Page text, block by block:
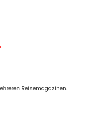
Reisemagazinen.